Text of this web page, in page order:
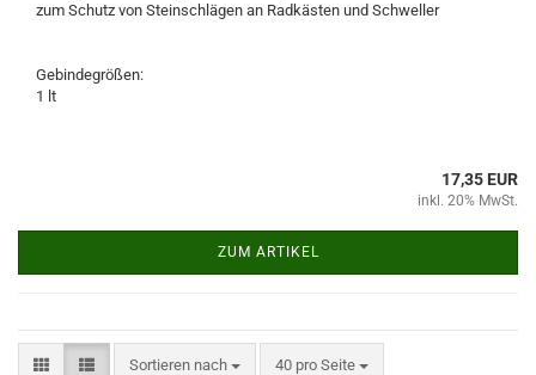
zum Schutz von Steinschlägen an Radkästen und Schweller
Gebindegrößen:
1 lt
17,35 EUR
inkl. 20% MwSt.
ZUM ARTIKEL
Sortieren nach
Sortieren nach 40 pro Seite
pro Seite